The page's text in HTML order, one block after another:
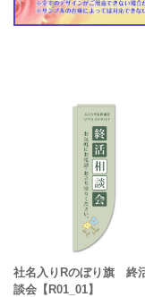
社名入りRのぼり旗 終
談会【R01_01】